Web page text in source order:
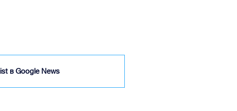
в Google News